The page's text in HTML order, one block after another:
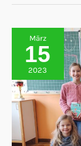
2024
März
15
2023